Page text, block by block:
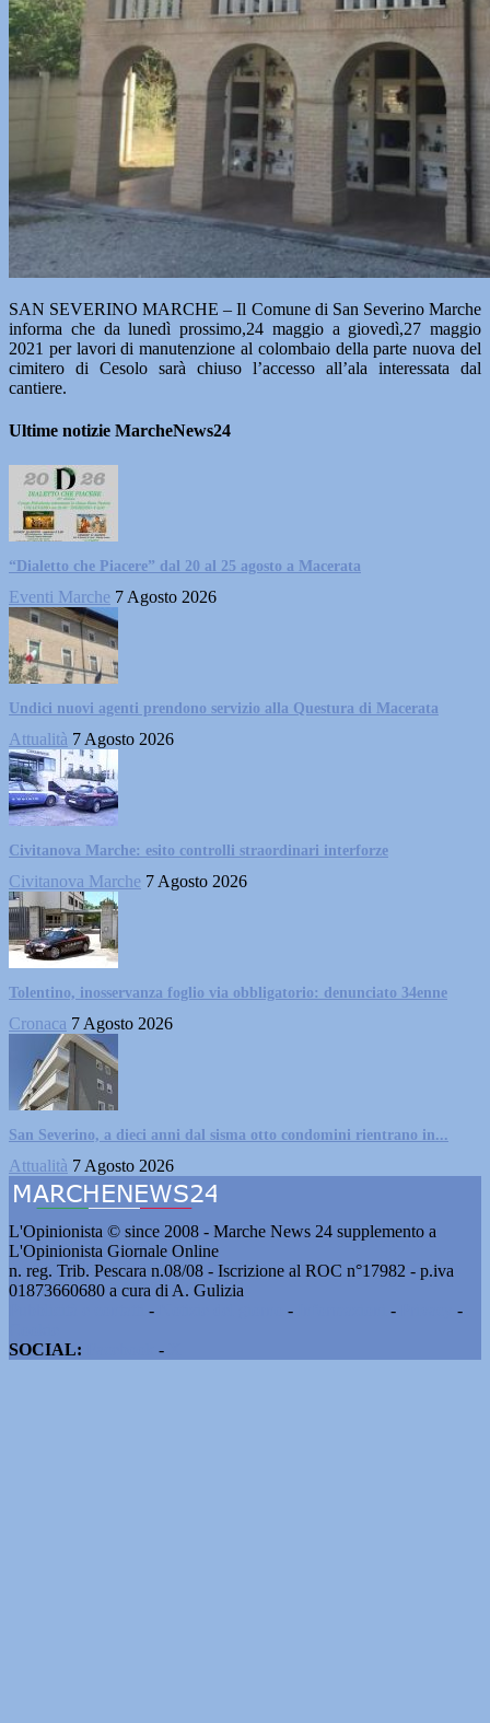
SAN SEVERINO MARCHE – Il Comune di San Severino Marche
informa che da lunedì prossimo,24 maggio a giovedì,27 maggio
2021 per lavori di manutenzione al colombaio della parte nuova del
cimitero di Cesolo sarà chiuso l’accesso all’ala interessata dal
cantiere.
Ultime notizie MarcheNews24
“Dialetto che Piacere” dal 20 al 25 agosto a Macerata
Eventi Marche 7 Agosto 2026
Undici nuovi agenti prendono servizio alla Questura di Macerata
Attualità 7 Agosto 2026
Civitanova Marche: esito controlli straordinari interforze
Civitanova Marche 7 Agosto 2026
Tolentino, inosservanza foglio via obbligatorio: denunciato 34enne
Cronaca 7 Agosto 2026
San Severino, a dieci anni dal sisma otto condomini rientrano in...
Attualità 7 Agosto 2026
L'Opinionista © since 2008 - Marche News 24 supplemento a
L'Opinionista Giornale Online
n. reg. Trib. Pescara n.08/08 - Iscrizione al ROC n°17982 - p.iva
01873660680 a cura di A. Gulizia
- - -
-
SOCIAL:
-